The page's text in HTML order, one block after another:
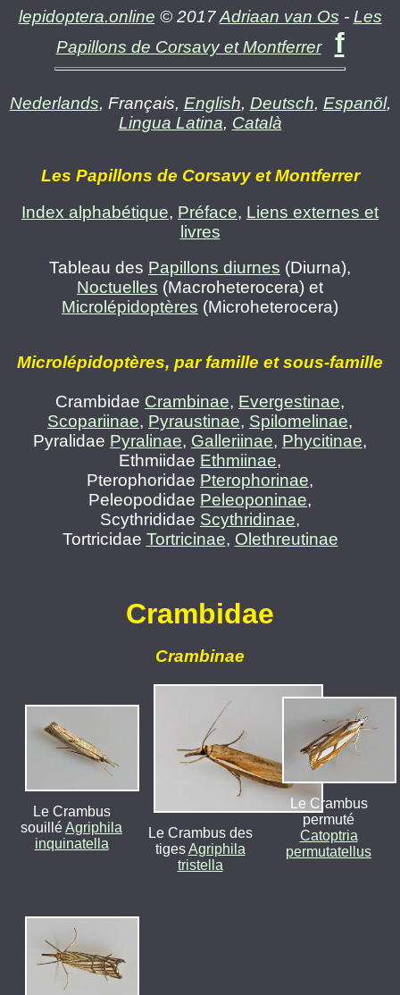
lepidoptera.online © 2017Adriaan van Os - Les
Papillons de Corsavy et Montferrer
f
Nederlands, Français, English, Deutsch, Espanõl,
Lingua Latina, Català
Les Papillons de Corsavy et Montferrer
Index alphabétique, Préface, Liens externes et
livres
Tableau des Papillons diurnes (Diurna),
Noctuelles (Macroheterocera) et
Microlépidoptères (Microheterocera)
Microlépidoptères, par famille et sous-famille
Crambidae Crambinae, Evergestinae,
Scopariinae, Pyraustinae, Spilomelinae,
Pyralidae Pyralinae, Galleriinae, Phycitinae,
Ethmiidae Ethmiinae,
Pterophoridae Pterophorinae,
Peleopodidae Peleoponinae,
Scythrididae Scythridinae,
Tortricidae Tortricinae, Olethreutinae
Crambidae
Crambinae
Le Crambus
souilléAgriphila
inquinatella
Le Crambus des
tigesAgriphila
tristella
Le Crambus
permuté
Catoptria
permutatellus